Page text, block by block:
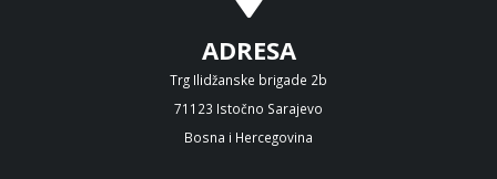
ADRESA
Trg Ilidžanske brigade 2b
71123 Istočno Sarajevo
Bosna i Hercegovina